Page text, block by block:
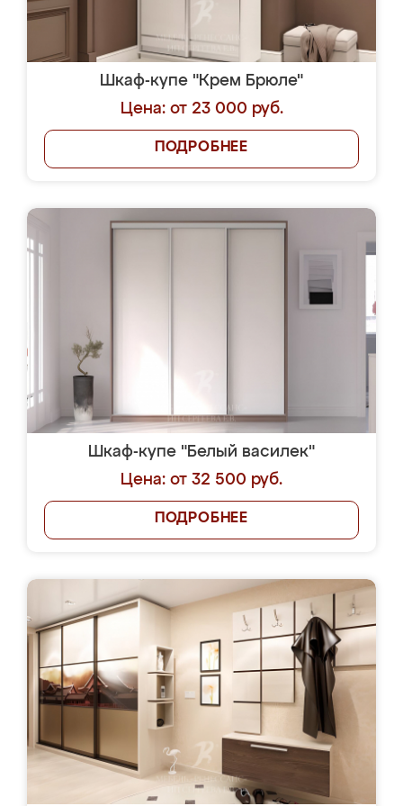
Шкаф-купе "Крем Брюле"
Цена: от 23 000 руб.
ПОДРОБНЕЕ
Шкаф-купе "Белый василек"
Цена: от 32 500 руб.
ПОДРОБНЕЕ